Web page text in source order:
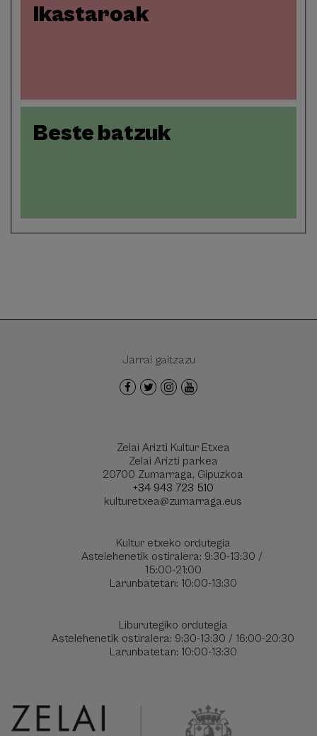
Ikastaroak
Beste batzuk
Zelai Arizti Kultur Etxea
Zelai Arizti parkea
20700 Zumarraga, Gipuzkoa
+34 943 723 510
kulturetxea@zumarraga.eus
Kultur etxeko ordutegia
Astelehenetik ostiralera: 9:30-13:30 /
15:00-21:00
Larunbatetan: 10:00-13:30
Liburutegiko ordutegia
Astelehenetik ostiralera: 9:30-13:30 / 16:00-20:30
Larunbatetan: 10:00-13:30
Jarrai gaitzazu